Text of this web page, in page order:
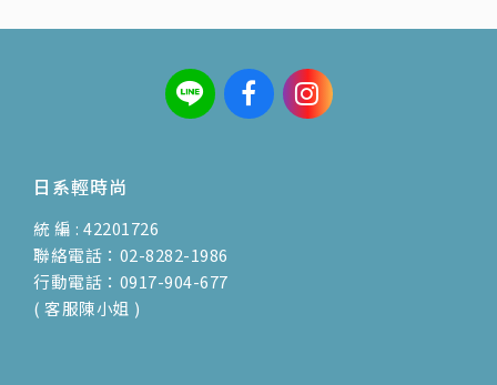
日系輕時尚
統 編 : 42201726
聯絡電話：02-8282-1986
行動電話：0917-904-677
( 客服陳小姐 )